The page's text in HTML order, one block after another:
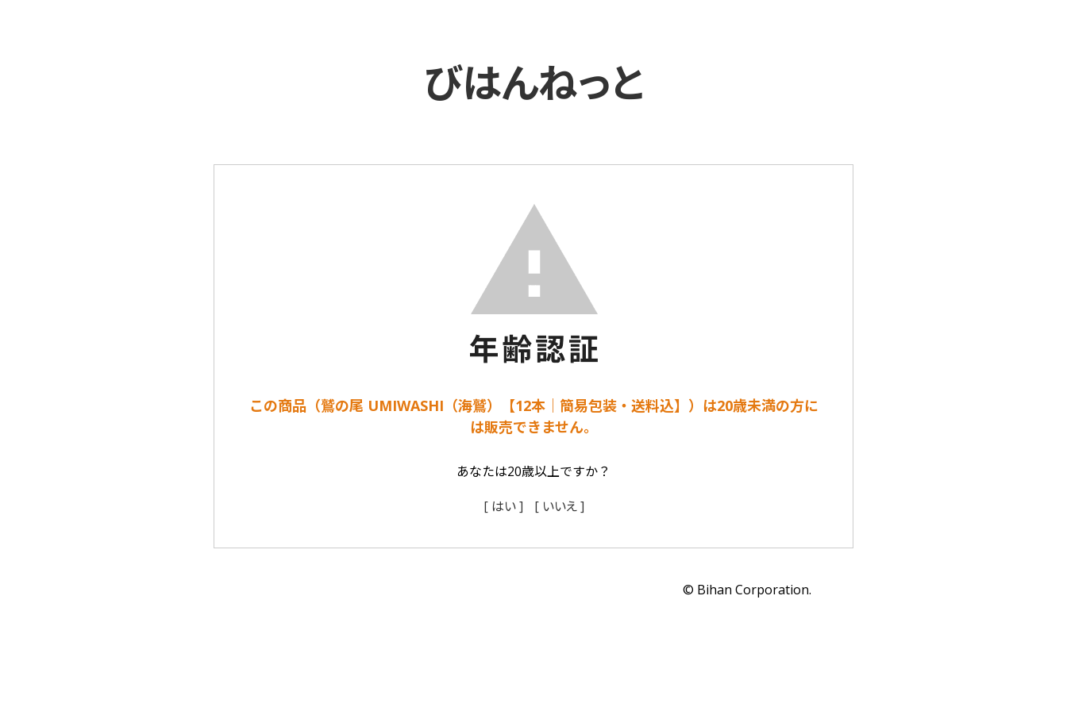
びはんねっと
この商品（鷲の尾 UMIWASHI（海鷲）【12本｜簡易包装・送料込】）は20歳未満の方に
は販売できません。
あなたは20歳以上ですか？
[ はい ]
[ いいえ ]
© Bihan Corporation.